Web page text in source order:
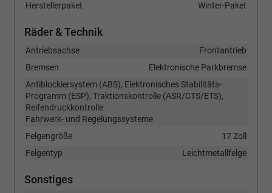
Winter-Paket
Herstellerpaket
Räder & Technik
Frontantrieb
Antriebsachse
Elektronische Parkbremse
Bremsen
Antiblockiersystem (ABS), Elektronisches Stabilitäts-
Programm (ESP), Traktionskontrolle (ASR/CTS/ETS),
Reifendruckkontrolle
Fahrwerk- und Regelungssysteme
17 Zoll
Felgengröße
Leichtmetallfelge
Felgentyp
Sonstiges